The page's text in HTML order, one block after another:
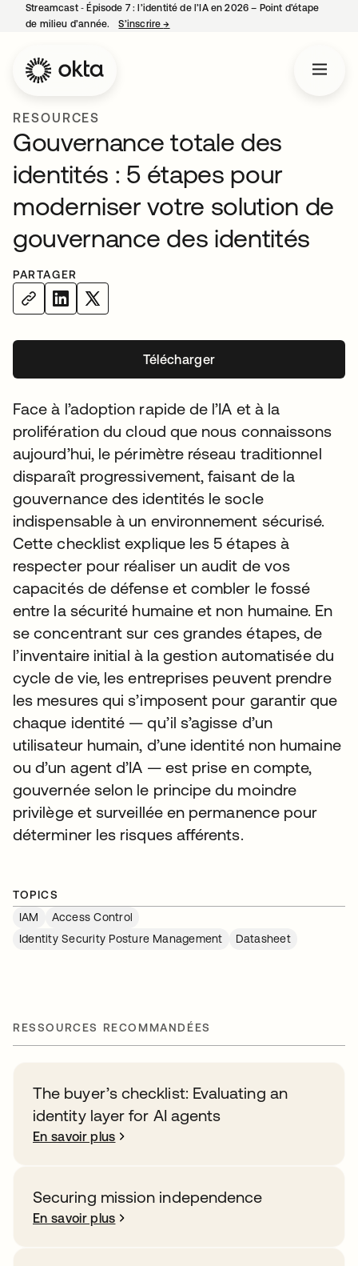
Streamcast ‑ Épisode 7 : l’identité de l’IA en 2026 – Point d’étape
de milieu d’année.
S’inscrire→
RESOURCES
Gouvernance totale des
identités : 5 étapes pour
moderniser votre solution de
gouvernance des identités
PARTAGER
Téléchargers’ouvre dans un nouvel onglet
Face à l’adoption rapide de l’IA et à la
prolifération du cloud que nous connaissons
aujourd’hui, le périmètre réseau traditionnel
disparaît progressivement, faisant de la
gouvernance des identités le socle
indispensable à un environnement sécurisé.
Cette checklist explique les 5 étapes à
respecter pour réaliser un audit de vos
capacités de défense et combler le fossé
entre la sécurité humaine et non humaine. En
se concentrant sur ces grandes étapes, de
l’inventaire initial à la gestion automatisée du
cycle de vie, les entreprises peuvent prendre
les mesures qui s’imposent pour garantir que
chaque identité — qu’il s’agisse d’un
utilisateur humain, d’une identité non humaine
ou d’un agent d’IA — est prise en compte,
gouvernée selon le principe du moindre
privilège et surveillée en permanence pour
déterminer les risques afférents.
TOPICS
IAM
Access Control
Identity Security Posture Management
Datasheet
RESSOURCES RECOMMANDÉES
The buyer’s checklist: Evaluating an
identity layer for AI agents
En savoir plus
Securing mission independence
En savoir plus